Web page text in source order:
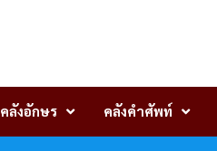
คลังอักษร คลังคำศัพท์